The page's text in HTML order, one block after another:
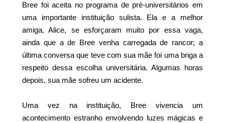
Bree foi aceita no programa de pré-universitários em
uma importante instituição sulista. Ela e a melhor
amiga, Alice, se esforçaram muito por essa vaga,
ainda que a de Bree venha carregada de rancor; a
última conversa que teve com sua mãe foi uma briga a
respeito dessa escolha universitária. Algumas horas
depois, sua mãe sofreu um acidente.
Uma vez na instituição, Bree vivencia um
acontecimento estranho envolvendo luzes mágicas e